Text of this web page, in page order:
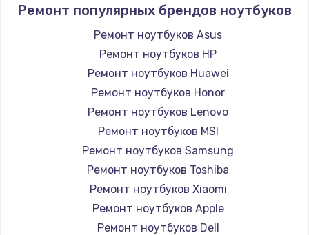
Ремонт популярных брендов ноутбуков
Ремонт ноутбуков Asus
Ремонт ноутбуков HP
Ремонт ноутбуков Huawei
Ремонт ноутбуков Honor
Ремонт ноутбуков Lenovo
Ремонт ноутбуков MSI
Ремонт ноутбуков Samsung
Ремонт ноутбуков Toshiba
Ремонт ноутбуков Xiaomi
Ремонт ноутбуков Apple
Ремонт ноутбуков Dell